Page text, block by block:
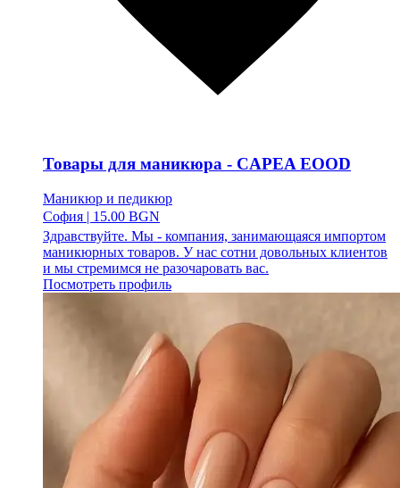
Товары для маникюра - CAPEA EOOD
Маникюр и педикюр
София | 15.00 BGN
Здравствуйте. Мы - компания, занимающаяся импортом
маникюрных товаров. У нас сотни довольных клиентов
и мы стремимся не разочаровать вас.
Посмотреть профиль